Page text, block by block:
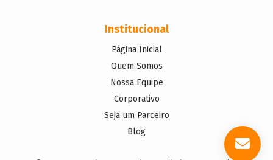
Institucional
Página Inicial
Quem Somos
Nossa Equipe
Corporativo
Seja um Parceiro
Blog